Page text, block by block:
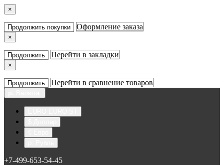
×
Продолжить покупки Оформление заказа
×
Продолжить Перейти в закладки
×
Продолжить Перейти в сравнение товаров
+7-499-653-54-45